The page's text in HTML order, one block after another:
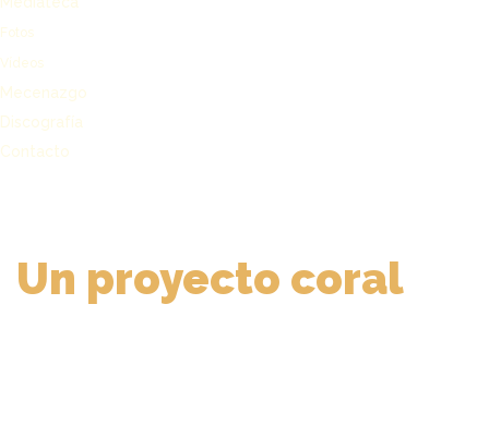
Fotos
Vídeos
Mecenazgo
Discografía
Contacto
Un proyecto coral